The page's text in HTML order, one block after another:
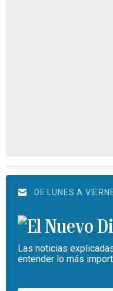
DE LUNES A
Las noticias
entender lo más